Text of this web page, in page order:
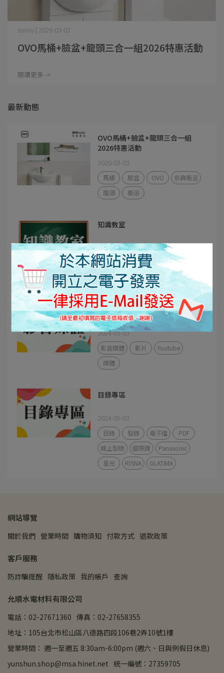
OVO馬桶+臉盆+龍頭三合一組2026特惠活動
sunny | 2026-03-03
閱讀更多 ->
最新動態
OVO馬桶+臉盆+龍頭三合一組
2026特惠活動
2026-03-03
馬桶 臉盆 OVO
京典衛浴
龍頭
衛浴
知識教室
2024-06-13
安裝說明 知識教室
施作
省空間
電容
影音媒體
2024-05-03
影音媒體 影片
Youtube
媒體
目錄專區
2024-05-03
目錄 型錄 電子檔
PDF
線上型錄
國際牌
Panasonic
星光
RISNA GLATIMA
網站導覽
關於我們 營業時間 購物須知 付款方式 退款政策
客戶服務
防詐騙提醒 隱私政策 我的帳戶 查詢
允順水電材料有限公司
電話：02-27671360 傳真：02-27658355
地址：105台北市松山區八德路四段106巷2弄10號1樓
營業時間： 週一至週五 8:30am-6:00pm (週六、日與例假日休息)
yunshun.shop@msa.hinet.net 統一編號：27359705